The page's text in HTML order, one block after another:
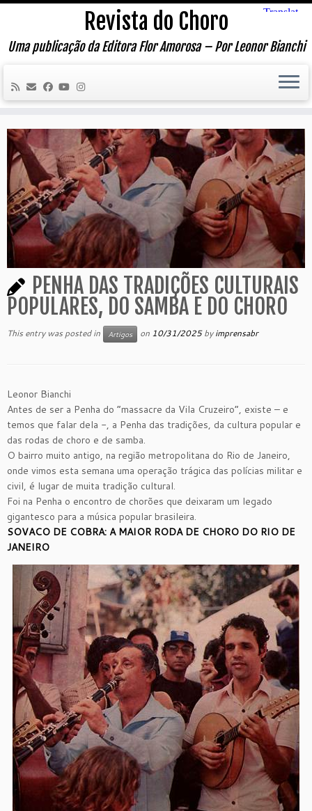
Skip
content
Revista do Choro
Uma publicação da Editora Flor Amorosa – Por Leonor Bianchi
PENHA DAS TRADIÇÕES CULTURAIS
POPULARES, DO SAMBA E DO CHORO
This entry was posted in Artigos on 10/31/2025 byimprensabr
Leonor Bianchi
Antes de ser a Penha do “massacre da Vila Cruzeiro”, existe – e
temos que falar dela -, a Penha das tradições, da cultura popular e
das rodas de choro e de samba.
O bairro muito antigo, na região metropolitana do Rio de Janeiro,
onde vimos esta semana uma operação trágica das polícias militar e
civil, é lugar de muita tradição cultural.
Foi na Penha o encontro de chorões que deixaram um legado
gigantesco para a música popular brasileira.
SOVACO DE COBRA: A MAIOR RODA DE CHORO DO RIO DE
JANEIRO